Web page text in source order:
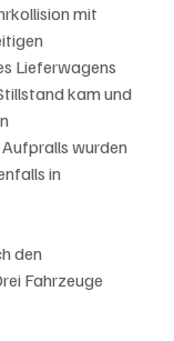
mit
Lieferwagens
kam und
wurden
in
den
Fahrzeuge